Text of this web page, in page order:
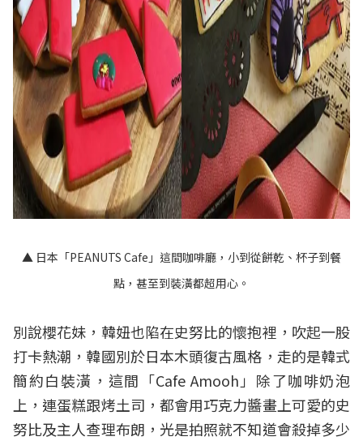
▲ 日本 「PEANUTS Cafe」這間咖啡廳，小到從餅乾、杯子到餐
點，甚至到裝潢都超用心。
別說櫻花妹，韓妞也陷在史努比的懷抱裡，吹起一股
打卡熱潮，韓國別於日本木頭復古風格，走的是韓式
簡約白裝潢，這間「Cafe Amooh」除了咖啡奶泡
上，連蛋糕跟烤土司，都會用巧克力醬畫上可愛的史
努比及主人查理布朗，光是拍照就不知道會殺掉多少